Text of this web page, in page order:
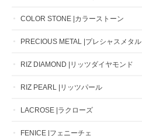
COLOR STONE |カラーストーン
PRECIOUS METAL |プレシャスメタル
RIZ DIAMOND |リッツダイヤモンド
RIZ PEARL |リッツパール
LACROSE |ラクローズ
FENICE |フェニーチェ